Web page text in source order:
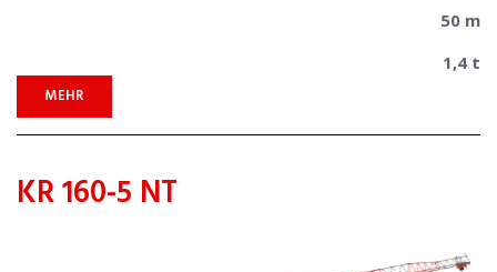
50 m
1,4 t
MEHR
KR 160-5 NT